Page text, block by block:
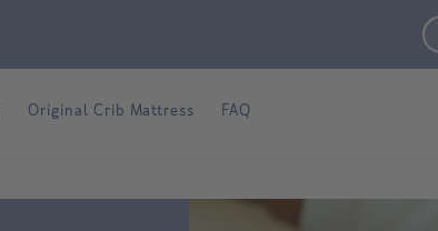
Original Crib Mattress FAQ